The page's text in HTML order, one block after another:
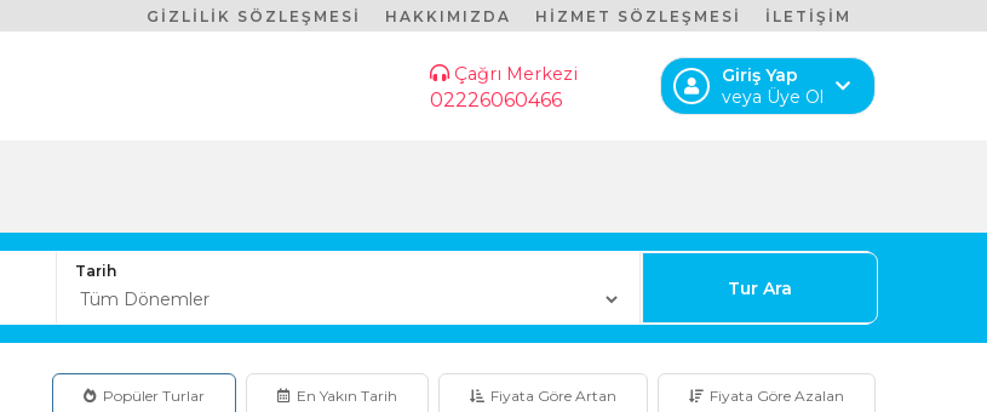
GİZLİLİK SÖZLEŞMESİ HAKKIMIZDA HİZMET SÖZLEŞMESİ İLETİŞİM
Çağrı Merkezi
02226060466
Giriş Yap
veya Üye Ol
Tarih
Tur Ara
Popüler Turlar En Yakın Tarih Fiyata Göre Artan Fiyata Göre Azalan